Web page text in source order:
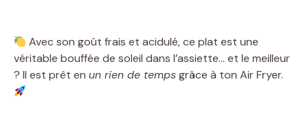
Avec son goût frais et acidulé, ce plat est une
véritable bouffée de soleil dans l’assiette… et le meilleur
? Il est prêt en un rien de tempsgrâce à ton Air Fryer.